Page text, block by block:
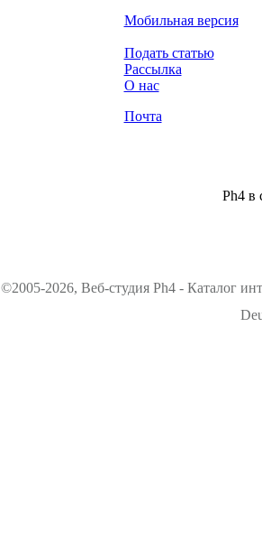
Мобильная версия
Подать статью
Рассылка
О нас
Почта
Ph4 в
©2005-2026, Веб-студия Ph4 - Каталог